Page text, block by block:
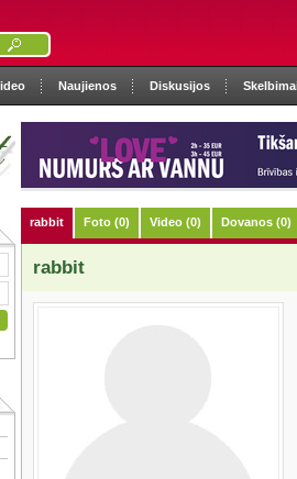
Naujienos Diskusijos
rabbit Foto (0) Video (0) Dovanos (0)
rabbit